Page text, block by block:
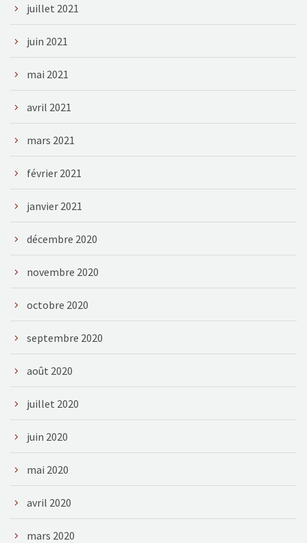
juillet 2021
juin 2021
mai 2021
avril 2021
mars 2021
février 2021
janvier 2021
décembre 2020
novembre 2020
octobre 2020
septembre 2020
août 2020
juillet 2020
juin 2020
mai 2020
avril 2020
mars 2020